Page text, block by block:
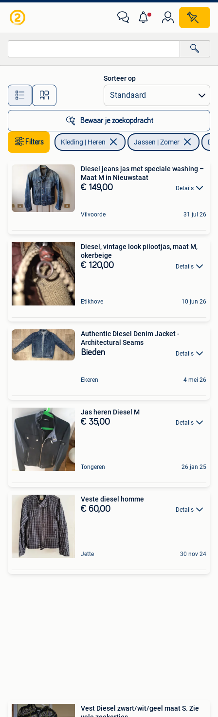
Alle afstanden…
Sorteer op
Bewaar je zoekopdracht
Filters Kleding | Heren Jassen | Zomer
Diesel jeans jas met speciale washing –
Maat M in Nieuwstaat
€ 149,00 Details
Vilvoorde 31 jul 26
Diesel, vintage look pilootjas, maat M,
okerbeige
€ 120,00 Details
Etikhove 10 jun 26
Authentic Diesel Denim Jacket -
Architectural Seams
Bieden Details
Ekeren 4 mei 26
Jas heren Diesel M
€ 35,00 Details
Tongeren 26 jan 25
Veste diesel homme
€ 60,00 Details
Jette 30 nov 24
Vest Diesel zwart/wit/geel maat S. Zie